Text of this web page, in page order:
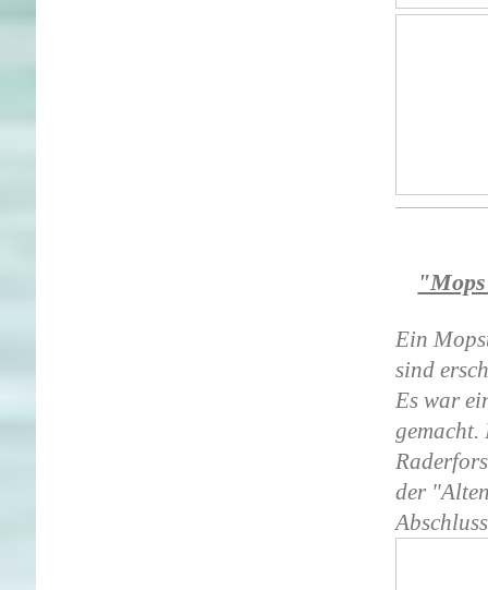
Ein
sind
Es war
gemacht.
der